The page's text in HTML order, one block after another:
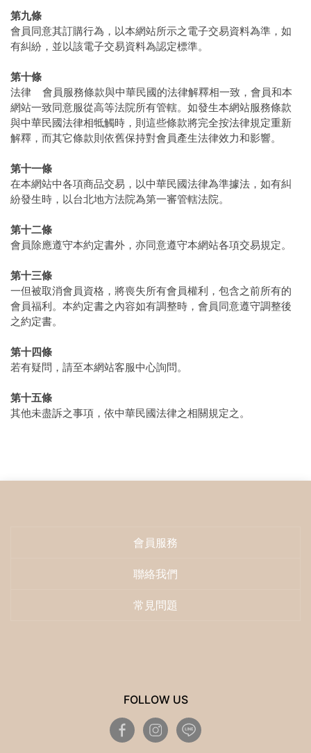
第九條
會員同意其訂購行為，以本網站所示之電子交易資料為準，如
有糾紛，並以該電子交易資料為認定標準。
第十條
法律 會員服務條款與中華民國的法律解釋相一致，會員和本
網站一致同意服從高等法院所有管轄。如發生本網站服務條款
與中華民國法律相牴觸時，則這些條款將完全按法律規定重新
解釋，而其它條款則依舊保持對會員產生法律效力和影響。
第十一條
在本網站中各項商品交易，以中華民國法律為準據法，如有糾
紛發生時，以台北地方法院為第一審管轄法院。
第十二條
會員除應遵守本約定書外，亦同意遵守本網站各項交易規定。
第十三條
一但被取消會員資格，將喪失所有會員權利，包含之前所有的
會員福利。本約定書之內容如有調整時，會員同意遵守調整後
之約定書。
第十四條
若有疑問，請至本網站客服中心詢問。
第十五條
其他未盡訴之事項，依中華民國法律之相關規定之。
會員服務
聯絡我們
常見問題
FOLLOW US